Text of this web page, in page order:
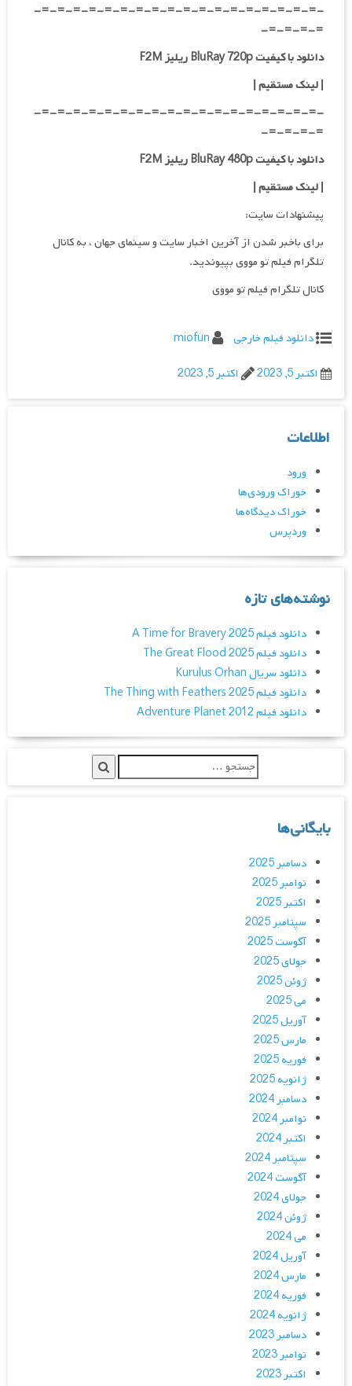
-=-=-=-=-=-=-=-=-=-=-=-=-=-=-=-=-=-=-
=-=-=-=-
دانلود با کیفیت BluRay 720p ریلیز F2M
| لینک مستقیم|
-=-=-=-=-=-=-=-=-=-=-=-=-=-=-=-=-=-=-
=-=-=-=-
دانلود با کیفیت BluRay 480p ریلیز F2M
| لینک مستقیم|
پیشنهادات سایت:
برای باخبر شدن از آخرین اخبار سایت و سینمای جهان ، به کانال
تلگرام فیلم تو مووی بپیوندید.
کانال تلگرام فیلم تو مووی
دانلود فیلم خارجی
miofun
اکتبر 5, 2023
اکتبر 5, 2023
اطلاعات
ورود
خوراک ورودی‌ها
خوراک دیدگاه‌ها
وردپرس
نوشته‌های تازه
دانلود فیلم A Time for Bravery 2025
دانلود فیلم The Great Flood 2025
دانلود سریال Kurulus Orhan
دانلود فیلم The Thing with Feathers 2025
دانلود فیلم Adventure Planet 2012
بایگانی‌ها
دسامبر 2025
نوامبر 2025
اکتبر 2025
سپتامبر 2025
آگوست 2025
جولای 2025
ژوئن 2025
می 2025
آوریل 2025
مارس 2025
فوریه 2025
ژانویه 2025
دسامبر 2024
نوامبر 2024
اکتبر 2024
سپتامبر 2024
آگوست 2024
جولای 2024
ژوئن 2024
می 2024
آوریل 2024
مارس 2024
فوریه 2024
ژانویه 2024
دسامبر 2023
نوامبر 2023
اکتبر 2023